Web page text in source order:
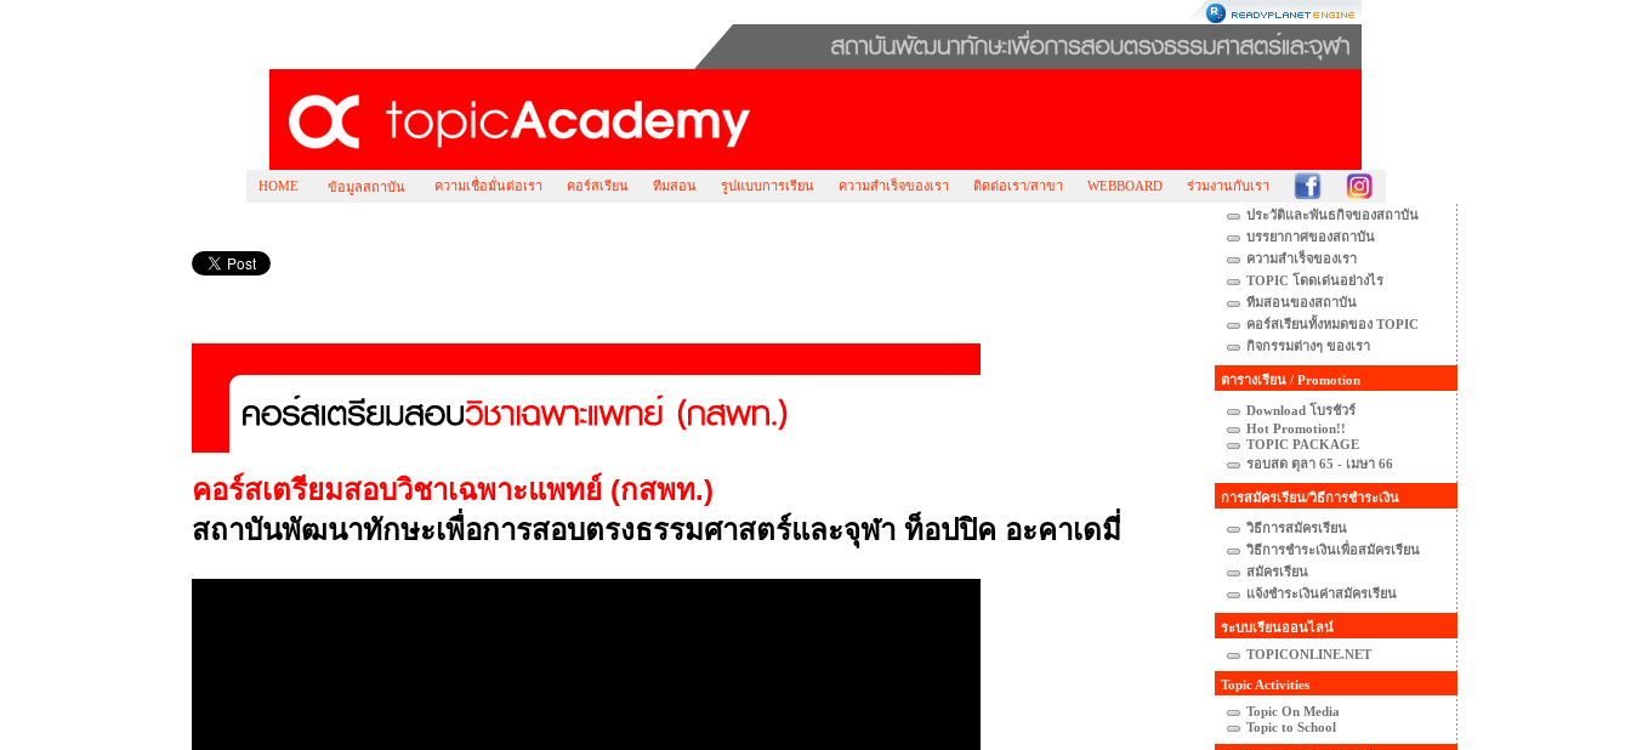
HOME ข้อมูลสถาบัน ความเชื่อมั่นต่อเรา คอร์สเรียน ทีมสอน รูปแบบการเรียน ความสำเร็จของเรา ติดต่อเรา/สาขา WEBBOARD ร่วมงานกับเรา
คอร์สเตรียมสอบวิชาเฉพาะแพทย์ (กสพท.)
สถาบันพัฒนาทักษะเพื่อการสอบตรงธรรมศาสตร์และจุฬา ท็อปปิค อะคาเดมี่
ประวัติและพันธกิจของสถาบัน
บรรยากาศของสถาบัน
ความสำเร็จของเรา
TOPIC โดดเด่นอย่างไร
ทีมสอนของสถาบัน
คอร์สเรียนทั้งหมดของ TOPIC
กิจกรรมต่างๆ ของเรา
ตารางเรียน / Promotion
Download โบรชัวร์
Hot Promotion!!
TOPIC PACKAGE
รอบสด ตุลา 65 - เมษา 66
การสมัครเรียน/วิธีการชำระเงิน
วิธีการสมัครเรียน
วิธีการชำระเงินเพื่อสมัครเรียน
สมัครเรียน
แจ้งชำระเงินค่าสมัครเรียน
ระบบเรียนออนไลน์
TOPICONLINE.NET
Topic Activities
Topic On Media
Topic to School